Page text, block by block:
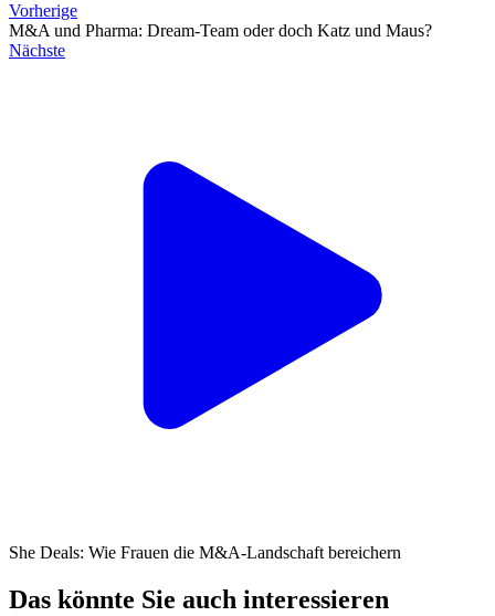
Vorherige
M&A und Pharma: Dream-Team oder doch Katz und Maus?
Nächste
She Deals: Wie Frauen die M&A-Landschaft bereichern
Das könnte Sie auch interessieren